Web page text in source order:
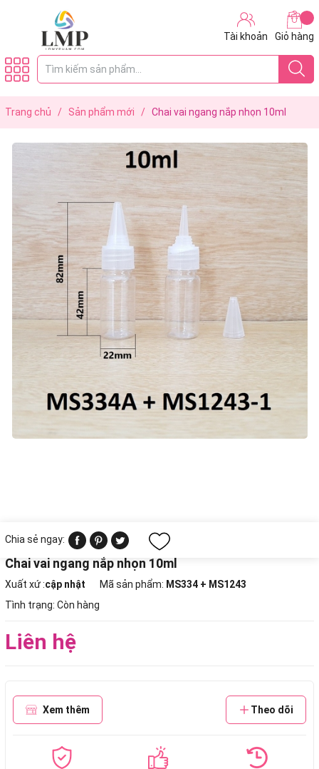
Tài khoản Giỏ hàng
Trang chủ / Sản phẩm mới / Chai vai ngang nắp nhọn 10ml
Chia sẻ ngay:
Chai vai ngang nắp nhọn 10ml
Xuất xứ :cập nhật Mã sản phẩm: MS334 + MS1243
Tình trạng: Còn hàng
Liên hệ
Xem thêm Theo dõi